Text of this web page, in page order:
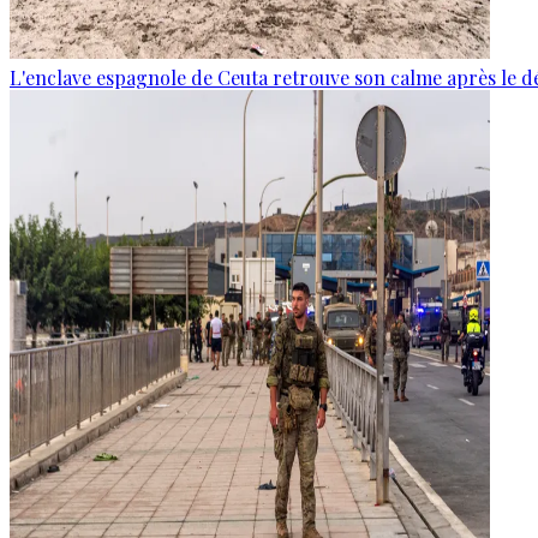
L'enclave espagnole de Ceuta retrouve son calme après le